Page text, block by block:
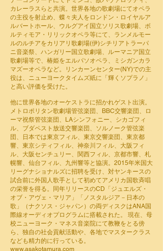
カレーラスらと共演。世界各地の歌劇場にてオペラ
の主役を射止め、蝶々夫人をロンドン・ロイヤルア
ルバートホール、ウルグアイ国立ソリス歌劇場、ボ
ルティモア・リリックオペラ等にて、ランメルモー
ルのルチアをカリアリ歌劇場(伊)シチリアトラーパ
ニ音楽祭、ハンガリー国立歌劇場、ルーマニア国立
歌劇場等で、椿姫をエルパソオペラ、ミシガンカラ
マズーオペラなど。リンカーンセンター(NY)での主
役は、ニューヨークタイムズ紙に「輝くソプラノ」
と高い評価を受けた。
他に世界各地のオーケストラに招かれゲスト出演。
メトロポリタン歌劇場管弦楽団、BBC交響楽団、ロ
ーマ祝祭管弦楽団、LAシンフォニー、シカゴフィ
ル、ブダペスト放送交響楽団、ソルノーク管弦楽
団、日本では東京フィル、東京交響楽団、東京都
響、東京シティフィル、神奈川フィル、大阪フィ
ル、大阪センチュリー、関西フィル、京都市響、札
幌響、仙台フィル、九州響等と協演。2015年米国大
リーグナショナルズに招聘を受け、対ヤンキースの
試合前に外国人歌手として初めてアメリカ国歌斉唱
の栄誉を得る。同年リリースのCD「ジュエルズ・
オブ・アヴェ・マリア」「ノスタルジア－日本の
歌」（ナクソス・ジャパン）の両ディスクはANA国
際線オーディオプログラムに搭載された。 現在、母
校ニューヨーク・マネス音楽院にて教鞭をとる傍
ら、独自の社会貢献活動や、各地でマスタークラス
なども精力的に行っている。
www.asakotamura.com